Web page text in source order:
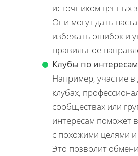
источником ценных
Они могут дать
избежать ошибок и
правильное
Клубы по
Например, участие в
клубах,
сообществах или
интересам поможет
с похожими целями
Это позволит